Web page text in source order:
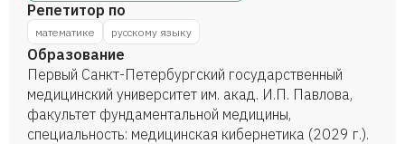
Репетитор по
математике русскому языку
Образование
Первый Санкт-Петербургский государственный
медицинский университет им. акад. И.П. Павлова,
факультет фундаментальной медицины,
специальность: медицинская кибернетика (2029 г.).